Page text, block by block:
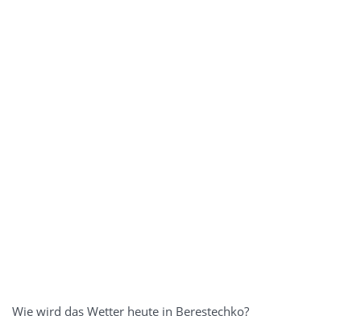
Wie wird das Wetter heute in Berestechko?